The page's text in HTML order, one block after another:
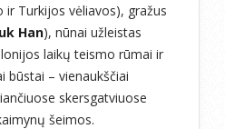
ir Turkijos vėliavos), gražus
Han), nūnai užleistas
laikų teismo rūmai ir
būstai – vienaukščiai
skersgatviuose
šeimos.